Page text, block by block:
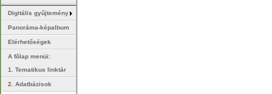
Digitális gyűjtemény
Panoráma-képalbum
Elérhetőségek
A főlap menüi:
1. Tematikus linktár
2. Adatbázisok